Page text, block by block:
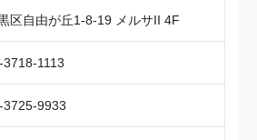
区自由が丘1-8-19 メルサII 4F
3718-1113
3725-9933